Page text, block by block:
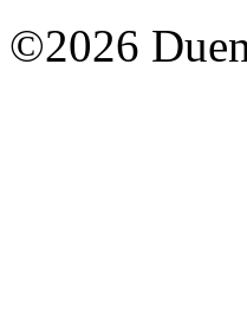
©2026